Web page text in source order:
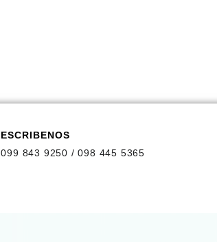
ESCRIBENOS
099 843 9250 / 098 445 5365